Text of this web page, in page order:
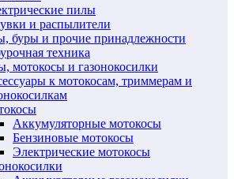
пилы
и распылители
буры и прочие принадлежности
техника
мотокосы и газонокосилки
к мотокосам, триммерам и
Аккумуляторные мотокосы
Бензиновые мотокосы
Электрические мотокосы